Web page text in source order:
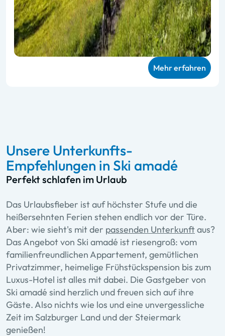
Mehr erfahren
Unsere Unterkunfts-
Empfehlungen in Ski amadé
Perfekt schlafen im Urlaub
Das Urlaubsfieber ist auf höchster Stufe und die
heißersehnten Ferien stehen endlich vor der Türe.
Aber: wie sieht's mit der passenden Unterkunftaus?
Das Angebot von Ski amadé ist riesengroß: vom
familienfreundlichen Appartement, gemütlichen
Privatzimmer, heimelige Frühstückspension bis zum
Luxus-Hotel ist alles mit dabei. Die Gastgeber von
Ski amadé sind herzlich und freuen sich auf ihre
Gäste. Also nichts wie los und eine unvergessliche
Zeit im Salzburger Land und der Steiermark
genießen!